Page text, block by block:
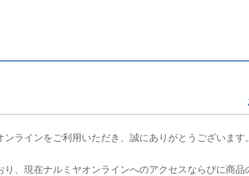
ンラインをご利用いただき、誠にありがとうございます。
り、現在ナルミヤオンラインへのアクセスならびに商品